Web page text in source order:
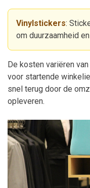
Vinylstickers:
om duurzaamheid
De kosten variëren
voor startende
snel terug door de
opleveren.